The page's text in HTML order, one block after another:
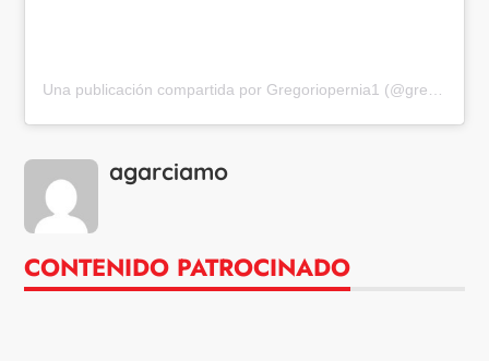
agarciamo
CONTENIDO PATROCINADO